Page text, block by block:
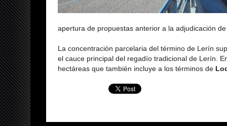
apertura de propuestas anterior a la adjudicación
La concentración parcelaria del término de Lerín
el cauce principal del regadío tradicional de Lerín.
hectáreas que también incluye a los términos de